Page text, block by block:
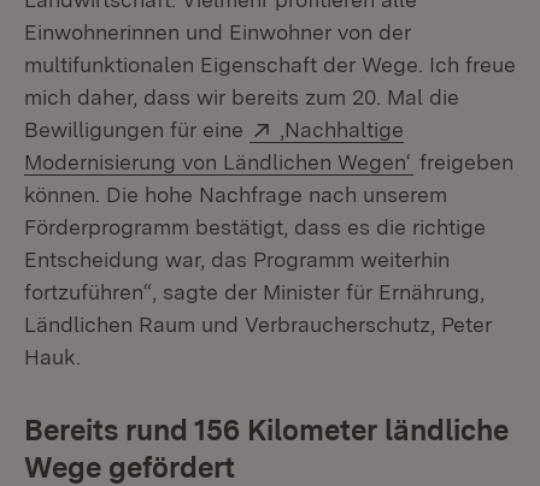
Einwohnerinnen und Einwohner von der
multifunktionalen Eigenschaft der Wege. Ich freue
mich daher, dass wir bereits zum 20. Mal die
Bewilligungen für eine
Extern:
‚Nachhaltige
Modernisierung von Ländlichen Wegen‘ (Öffnet in
freigeben
können. Die hohe Nachfrage nach unserem
Förderprogramm bestätigt, dass es die richtige
Entscheidung war, das Programm weiterhin
fortzuführen“, sagte der Minister für Ernährung,
Ländlichen Raum und Verbraucherschutz, Peter
Hauk.
Bereits rund 156 Kilometer ländliche
Wege gefördert